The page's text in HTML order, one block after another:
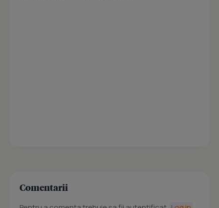
Comentarii